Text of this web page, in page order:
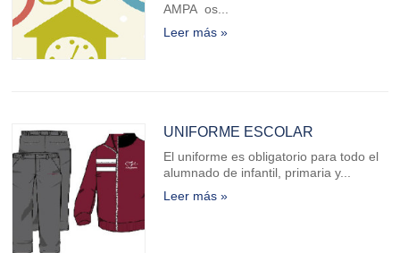
AMPA os...
Leer más »
UNIFORME ESCOLAR
El uniforme es obligatorio para todo el
alumnado de infantil, primaria y...
Leer más »